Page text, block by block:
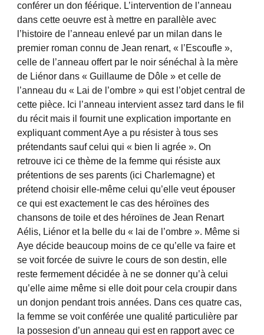
conférer un don féérique. L’intervention de l’anneau
dans cette oeuvre est à mettre en parallèle avec
l’histoire de l’anneau enlevé par un milan dans le
premier roman connu de Jean renart, « l’Escoufle »,
celle de l’anneau offert par le noir sénéchal à la mère
de Liénor dans « Guillaume de Dôle » et celle de
l’anneau du « Lai de l’ombre » qui est l’objet central de
cette pièce. Ici l’anneau intervient assez tard dans le fil
du récit mais il fournit une explication importante en
expliquant comment Aye a pu résister à tous ses
prétendants sauf celui qui « bien li agrée ». On
retrouve ici ce thème de la femme qui résiste aux
prétentions de ses parents (ici Charlemagne) et
prétend choisir elle-même celui qu’elle veut épouser
ce qui est exactement le cas des héroïnes des
chansons de toile et des héroïnes de Jean Renart
Aélis, Liénor et la belle du « lai de l’ombre ». Même si
Aye décide beaucoup moins de ce qu’elle va faire et
se voit forcée de suivre le cours de son destin, elle
reste fermement décidée à ne se donner qu’à celui
qu’elle aime même si elle doit pour cela croupir dans
un donjon pendant trois années. Dans ces quatre cas,
la femme se voit conférée une qualité particulière par
la possesion d’un anneau qui est en rapport avec ce